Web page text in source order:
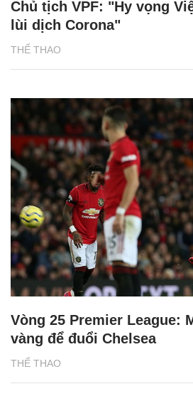
THỂ THAO
Chủ tịch VPF: "Hy vọng
lùi dịch Corona"
THỂ THAO
Vòng 25 Premier League:
vàng để đuổi Chelsea